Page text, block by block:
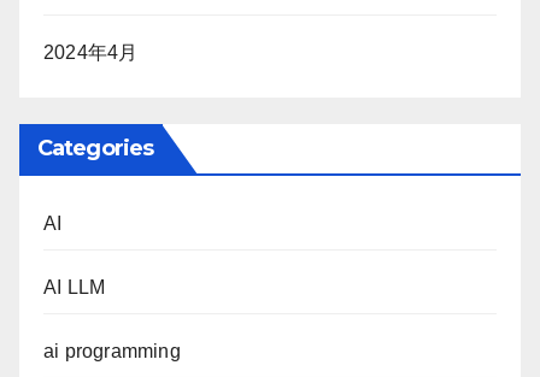
2024年4月
Categories
AI
AI LLM
ai programming